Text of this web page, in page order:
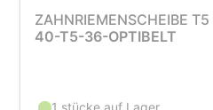
ZAHNRIEMENSCHEIBE T5
40-T5-36-OPTIBELT
1 stücke auf Lager